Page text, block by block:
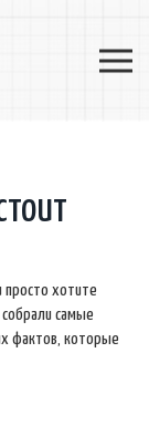
просто хотите
самые
фактов, которые